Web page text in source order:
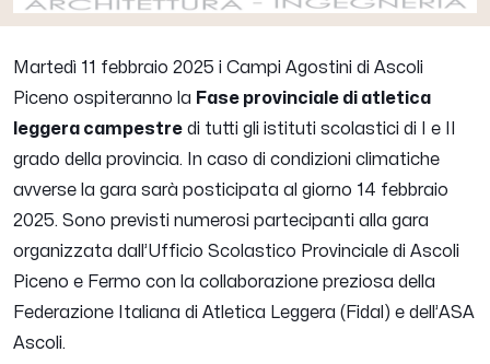
Martedì 11 febbraio 2025 i Campi Agostini di Ascoli
Piceno ospiteranno la Fase provinciale di atletica
leggera campestre di tutti gli istituti scolastici di I e II
grado della provincia. In caso di condizioni climatiche
avverse la gara sarà posticipata al giorno 14 febbraio
2025. Sono previsti numerosi partecipanti alla gara
organizzata dall’Ufficio Scolastico Provinciale di Ascoli
Piceno e Fermo con la collaborazione preziosa della
Federazione Italiana di Atletica Leggera (Fidal) e dell’ASA
Ascoli.